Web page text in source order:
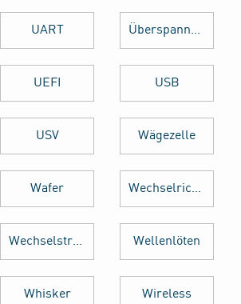
UART Überspannungsschutz
UEFI USB
USV Wägezelle
Wafer Wechselrichter
Wechselstrom Wellenlöten
Whisker Wireless